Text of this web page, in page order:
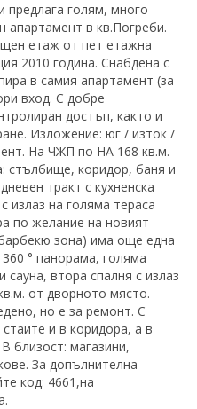
предлага голям, много
апартамент в кв.Погреби.
етаж от пет етажна
2010 година. Снабдена с
в самия апартамент (за
вход. С добре
достъп, както и
Изложение: юг / изток /
На ЧЖП по НА 168 кв.м.
стълбище, коридор, баня и
тракт с кухненска
излаз на голяма тераса
по желание на новият
зона) има още една
° панорама, голяма
сауна, втора спалня с излаз
от дворното място.
но е за ремонт. С
и в коридора, а в
близост: магазини,
За допълнителна
код: 4661,на